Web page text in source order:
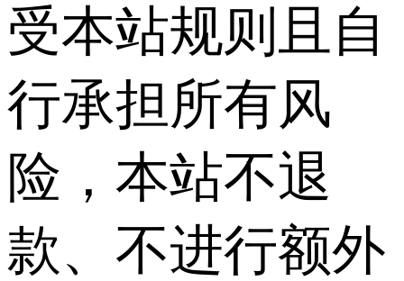
受本站规则且自
行承担所有风
险，本站不退
款、不进行额外